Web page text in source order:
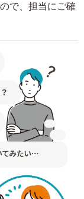
で、担当にご確